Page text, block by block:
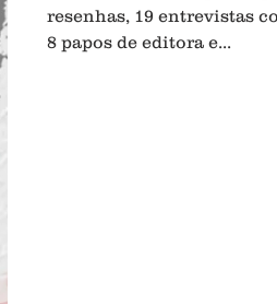
resenhas, 19 entrevistas
8 papos de editora e...